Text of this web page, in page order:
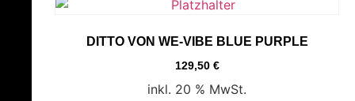
DITTO VON WE-VIBE BLUE PURPLE
129,50 €
inkl. 20 % MwSt.